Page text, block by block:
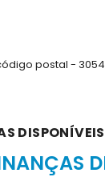
postal -